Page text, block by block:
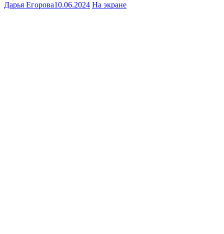
Дарья Егорова10.06.2024 На экране